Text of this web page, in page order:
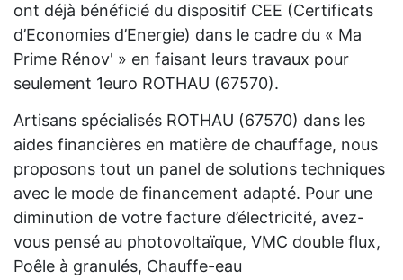
ont déjà bénéficié du dispositif CEE (Certificats
d’Economies d’Energie) dans le cadre du « Ma
Prime Rénov' » en faisant leurs travaux pour
seulement 1euro ROTHAU (67570).
Artisans spécialisés ROTHAU (67570) dans les
aides financières en matière de chauffage, nous
proposons tout un panel de solutions techniques
avec le mode de financement adapté. Pour une
diminution de votre facture d’électricité, avez-
vous pensé au photovoltaïque, VMC double flux,
Poêle à granulés, Chauffe-eau